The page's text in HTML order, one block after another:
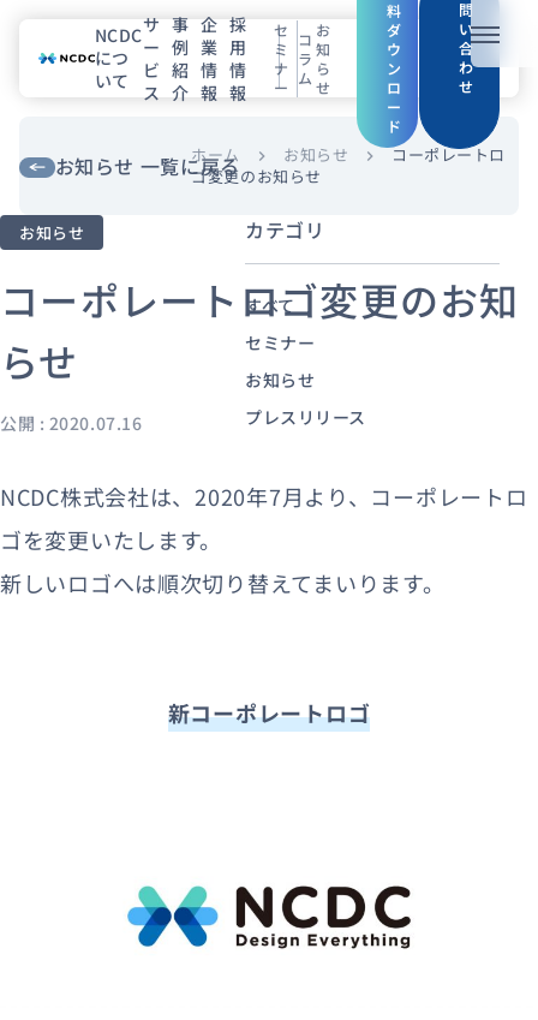
メニュ
NCDCについて
企業情報
お役立ち情報（PJ Insight）
NCDC
につ
いて
サ
ー
ビ
ス
事
例
紹
介
企
業
情
報
採
用
情
報
セ
ミ
ナ
ー
コ
ラ
ム
お
知
ら
せ
料
ダ
ウ
ン
ロ
ー
ド
問
い
合
わ
せ
お知らせ 一覧に戻る
ホーム chevron_right お知らせ chevron_right
コーポレートロ
ゴ変更のお知らせ
お知らせ
コーポレートロゴ変更のお知
らせ
公開 : 2020.07.16
NCDC株式会社は、2020年7月より、コーポレートロ
ゴを変更いたします。
新しいロゴへは順次切り替えてまいります。
新コーポレートロゴ
カテゴリ
すべて
セミナー
お知らせ
プレスリリース